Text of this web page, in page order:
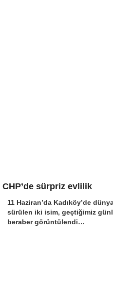
CHP’de sürpriz evlilik
11 Haziran’da Kadıköy’de
sürülen iki isim, geçtiğimiz
beraber görüntülendi…